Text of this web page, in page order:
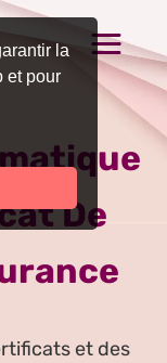
la
et pour
De
et des